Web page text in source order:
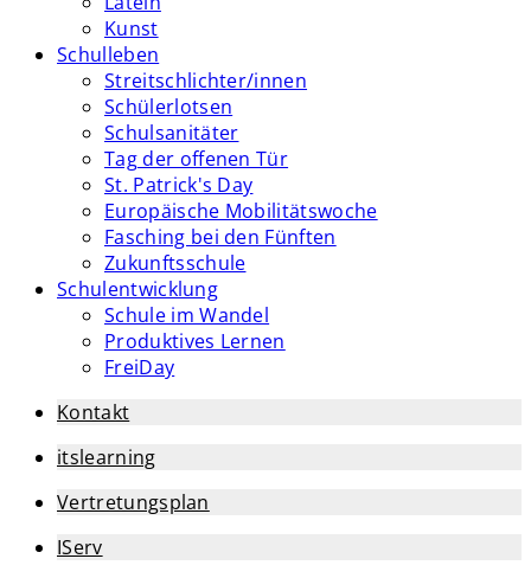
Kunst
Schulleben
Streitschlichter/innen
Schülerlotsen
Schulsanitäter
Tag der offenen Tür
St. Patrick's Day
Europäische Mobilitätswoche
Fasching bei den Fünften
Zukunftsschule
Schulentwicklung
Schule im Wandel
Produktives Lernen
FreiDay
Kontakt
itslearning
Vertretungsplan
IServ